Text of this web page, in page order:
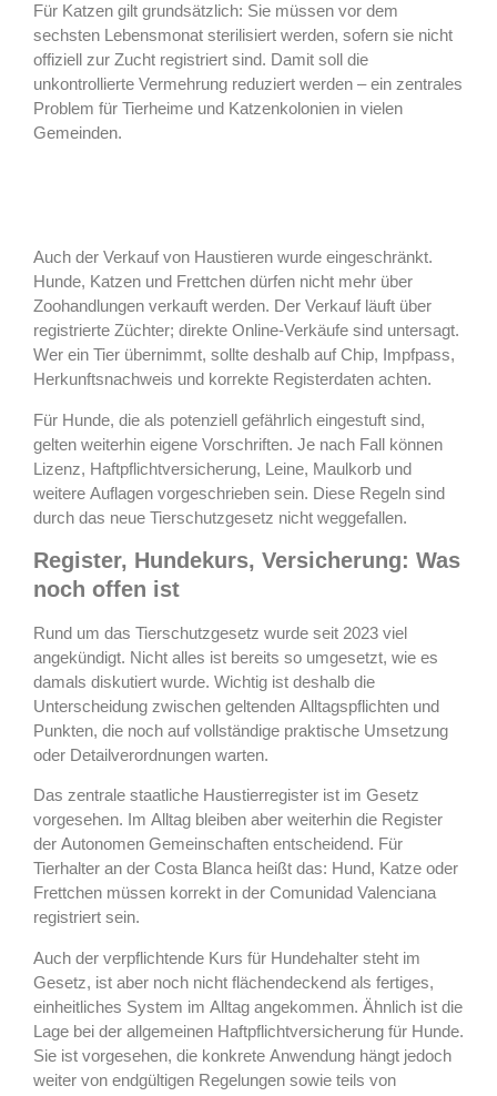
Für Katzen gilt grundsätzlich: Sie müssen vor dem
sechsten Lebensmonat sterilisiert werden, sofern sie nicht
offiziell zur Zucht registriert sind. Damit soll die
unkontrollierte Vermehrung reduziert werden – ein zentrales
Problem für Tierheime und Katzenkolonien in vielen
Gemeinden.
Auch der Verkauf von Haustieren wurde eingeschränkt.
Hunde, Katzen und Frettchen dürfen nicht mehr über
Zoohandlungen verkauft werden. Der Verkauf läuft über
registrierte Züchter; direkte Online-Verkäufe sind untersagt.
Wer ein Tier übernimmt, sollte deshalb auf Chip, Impfpass,
Herkunftsnachweis und korrekte Registerdaten achten.
Für Hunde, die als potenziell gefährlich eingestuft sind,
gelten weiterhin eigene Vorschriften. Je nach Fall können
Lizenz, Haftpflichtversicherung, Leine, Maulkorb und
weitere Auflagen vorgeschrieben sein. Diese Regeln sind
durch das neue Tierschutzgesetz nicht weggefallen.
Register, Hundekurs, Versicherung: Was
noch offen ist
Rund um das Tierschutzgesetz wurde seit 2023 viel
angekündigt. Nicht alles ist bereits so umgesetzt, wie es
damals diskutiert wurde. Wichtig ist deshalb die
Unterscheidung zwischen geltenden Alltagspflichten und
Punkten, die noch auf vollständige praktische Umsetzung
oder Detailverordnungen warten.
Das zentrale staatliche Haustierregister ist im Gesetz
vorgesehen. Im Alltag bleiben aber weiterhin die Register
der Autonomen Gemeinschaften entscheidend. Für
Tierhalter an der Costa Blanca heißt das: Hund, Katze oder
Frettchen müssen korrekt in der Comunidad Valenciana
registriert sein.
Auch der verpflichtende Kurs für Hundehalter steht im
Gesetz, ist aber noch nicht flächendeckend als fertiges,
einheitliches System im Alltag angekommen. Ähnlich ist die
Lage bei der allgemeinen Haftpflichtversicherung für Hunde.
Sie ist vorgesehen, die konkrete Anwendung hängt jedoch
weiter von endgültigen Regelungen sowie teils von